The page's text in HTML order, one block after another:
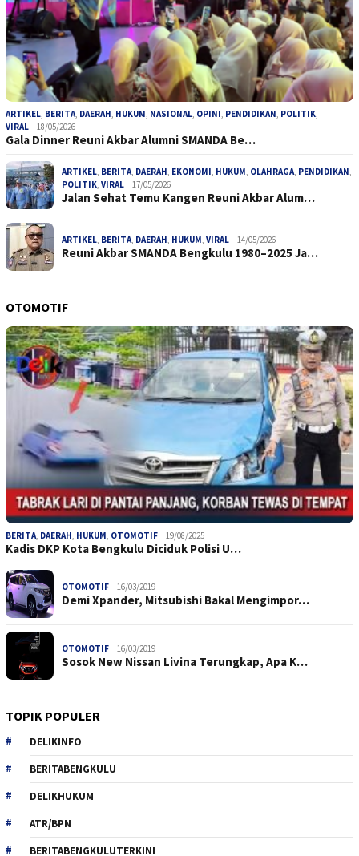
ARTIKEL, BERITA, DAERAH, HUKUM, NASIONAL, OPINI, PENDIDIKAN, POLITIK,
VIRAL
18/05/2026
Gala Dinner Reuni Akbar Alumni SMANDA Be…
ARTIKEL, BERITA, DAERAH, EKONOMI, HUKUM, OLAHRAGA, PENDIDIKAN,
POLITIK, VIRAL 17/05/2026
Jalan Sehat Temu Kangen Reuni Akbar Alum…
ARTIKEL, BERITA, DAERAH, HUKUM, VIRAL 14/05/2026
Reuni Akbar SMANDA Bengkulu 1980–2025 Ja…
OTOMOTIF
BERITA, DAERAH, HUKUM, OTOMOTIF 19/08/2025
Kadis DKP Kota Bengkulu Diciduk Polisi U…
OTOMOTIF 16/03/2019
Demi Xpander, Mitsubishi Bakal Mengimpor…
OTOMOTIF 16/03/2019
Sosok New Nissan Livina Terungkap, Apa K…
TOPIK POPULER
DELIKINFO
BERITABENGKULU
DELIKHUKUM
ATR/BPN
BERITABENGKULUTERKINI